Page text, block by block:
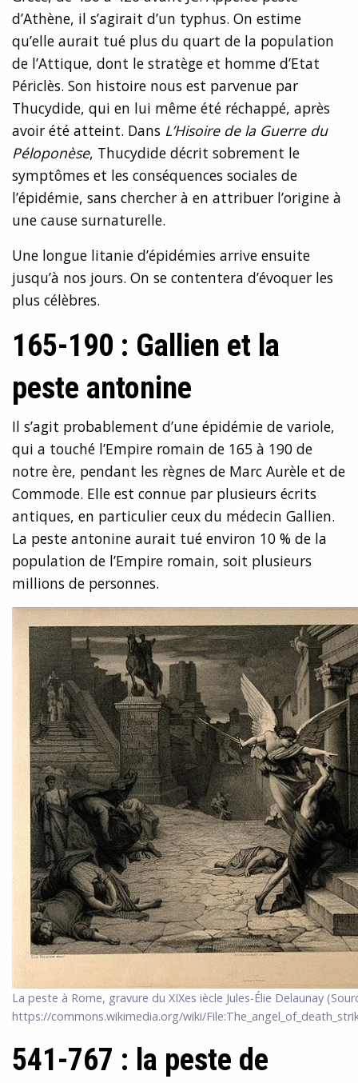
d’Athène, il s’agirait d’un typhus. On estime
qu’elle aurait tué plus du quart de la population
de l’Attique, dont le stratège et homme d’Etat
Périclès. Son histoire nous est parvenue par
Thucydide, qui en lui même été réchappé, après
avoir été atteint. Dans L’Hisoire de la Guerre du
Péloponèse, Thucydide décrit sobrement le
symptômes et les conséquences sociales de
l’épidémie, sans chercher à en attribuer l’origine à
une cause surnaturelle.
Une longue litanie d’épidémies arrive ensuite
jusqu’à nos jours. On se contentera d’évoquer les
plus célèbres.
165-190 : Gallien et la
peste antonine
Il s’agit probablement d’une épidémie de variole,
qui a touché l’Empire romain de 165 à 190 de
notre ère, pendant les règnes de Marc Aurèle et de
Commode. Elle est connue par plusieurs écrits
antiques, en particulier ceux du médecin Gallien.
La peste antonine aurait tué environ 10 % de la
population de l’Empire romain, soit plusieurs
millions de personnes.
La peste à Rome, gravure du XIXes iècle Jules-Élie Delaunay
https://commons.wikimedia.org/wiki/
541-767 : la peste de